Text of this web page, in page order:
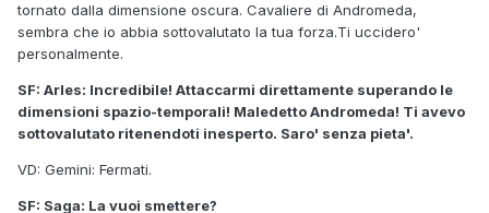
tornato dalla dimensione oscura. Cavaliere di Andromeda,
sembra che io abbia sottovalutato la tua forza.Ti uccidero'
personalmente.
SF: Arles: Incredibile! Attaccarmi direttamente superando le
dimensioni spazio-temporali! Maledetto Andromeda! Ti avevo
sottovalutato ritenendoti inesperto. Saro' senza pieta'.
VD: Gemini: Fermati.
SF: Saga: La vuoi smettere?